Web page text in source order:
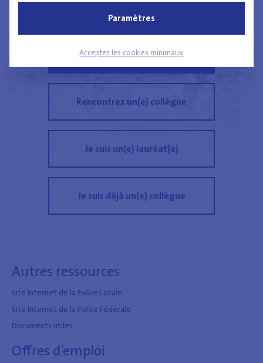
Paramètres
Acceptez les cookies minimaux
Comment puis-je devenir
un(e) collègue
Rencontrez un(e) collègue
Je suis un(e) lauréat(e)
Je suis déjà un(e) collègue
Autres ressources
Site Internet de la Police Locale
Site Internet de la Police Fédérale
Documents utiles
Offres d’emploi